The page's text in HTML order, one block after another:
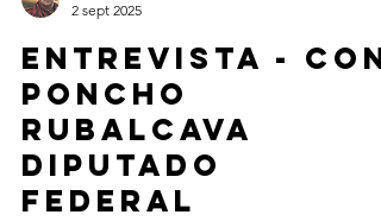
2 sept 2025
Entrevista - Con
Poncho
Rubalcava
DIPUTADO
FEDERAL